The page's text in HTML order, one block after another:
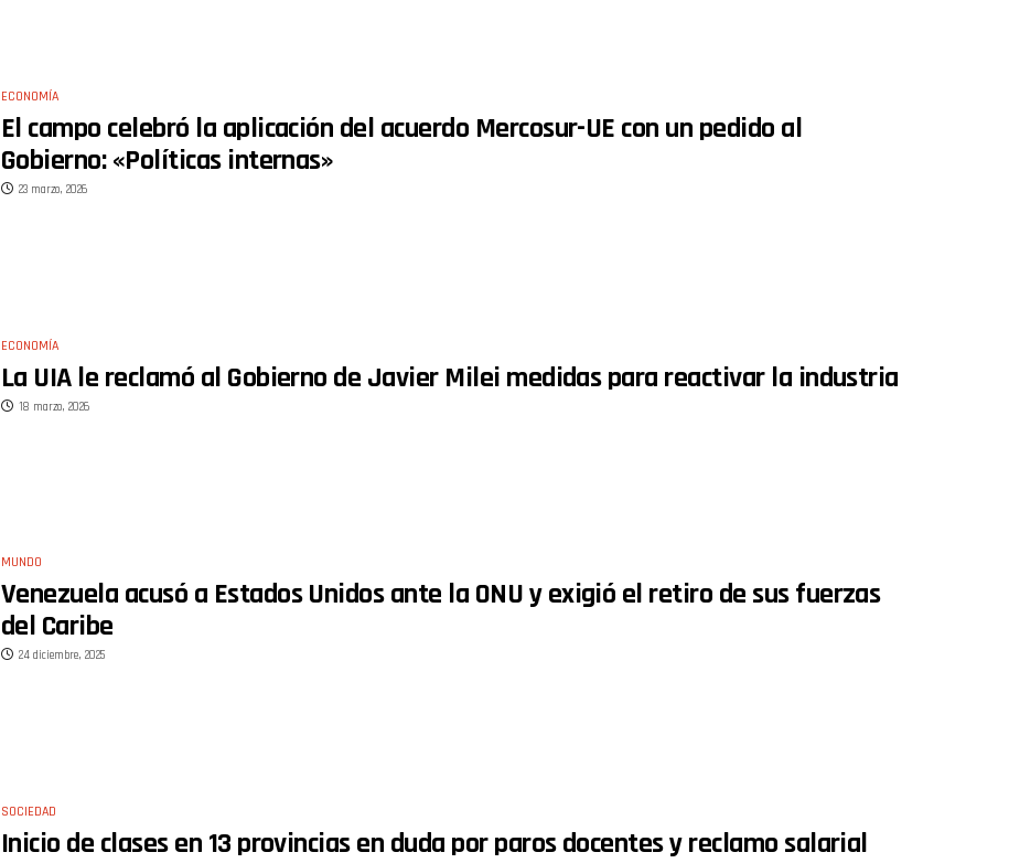
ECONOMÍA
El campo celebró la aplicación del acuerdo Mercosur-UE con un pedido al
Gobierno: «Políticas internas»
23 marzo, 2026
ECONOMÍA
La UIA le reclamó al Gobierno de Javier Milei medidas para reactivar la industria
18 marzo, 2026
MUNDO
Venezuela acusó a Estados Unidos ante la ONU y exigió el retiro de sus fuerzas
del Caribe
24 diciembre, 2025
SOCIEDAD
Inicio de clases en 13 provincias en duda por paros docentes y reclamo salarial